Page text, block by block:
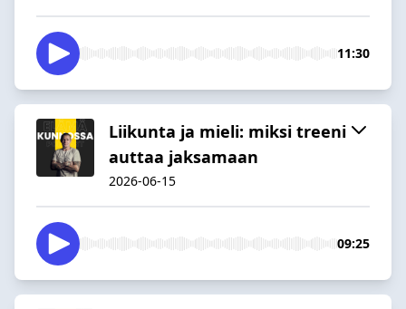
11:30
Liikunta ja mieli: miksi treeni
auttaa jaksamaan
2026-06-15
09:25